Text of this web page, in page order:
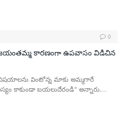
0
జయంతమ్మ కారణంగా ఉపవాసం విడిచిన
విషయాలను వింటోన్న మాకు అమ్మగారే
కాకుండా బయలుదేరండి” అన్నారు.…